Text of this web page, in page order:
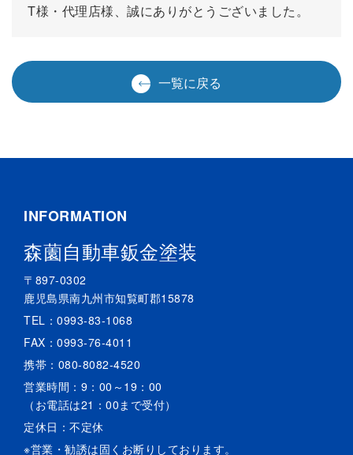
T様・代理店様、誠にありがとうございました。
一覧に戻る
INFORMATION
森薗自動車鈑金塗装
〒897-0302
鹿児島県南九州市知覧町郡15878
TEL： 0993-83-1068
FAX：0993-76-4011
携帯： 080-8082-4520
営業時間：9：00～19：00
（お電話は21：00まで受付）
定休日：不定休
※営業・勧誘は固くお断りしております。